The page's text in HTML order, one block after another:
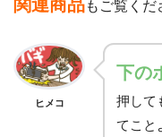
関連商品もご覧くだ
ヒメコ
下の
押して
てこと